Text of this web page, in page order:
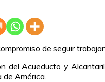
de seguir
del Acueducto y
América.